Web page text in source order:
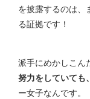
を披露するのは、
る証拠です！
派手にめかしこん
努力をしていても
ー女子なんです。